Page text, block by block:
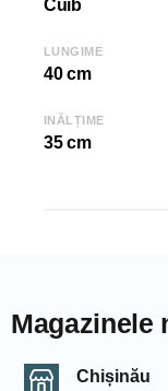
Cuib
LUNGIME
40 cm
INĂLȚIME
35 cm
Magazinele
Chișinău